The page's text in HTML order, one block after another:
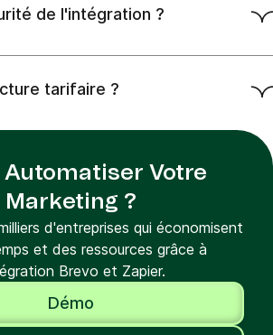
de l'intégration ?
tarifaire ?
Automatiser Votre
Marketing ?
d'entreprises qui économisent
et des ressources grâce à
Brevo et Zapier.
Démo